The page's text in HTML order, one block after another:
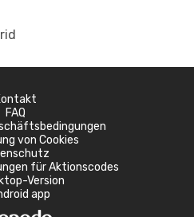
FAQ
von Cookies
für Aktionscodes
Version
app